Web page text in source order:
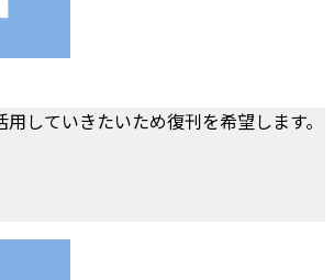
していきたいため復刊を希望します。